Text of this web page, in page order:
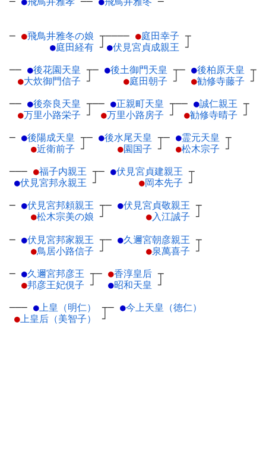
─ ●飛鳥井雅冬の娘 ┬
●庭田経有 ┘
──── ●庭田幸子 ┬
●伏見宮貞成親王 ┘
── ●後花園天皇 ┬
●大炊御門信子 ┘
─ ●後土御門天皇 ┬
●庭田朝子 ┘
─ ●後柏原天皇 ┬
●勧修寺藤子 ┘
── ●後奈良天皇 ┬
●万里小路栄子 ┘
── ●正親町天皇 ┬
●万里小路房子 ┘
── ●誠仁親王 ┬
●勧修寺晴子 ┘
─ ●後陽成天皇 ┬
●近衛前子 ┘
─ ●後水尾天皇 ┬
●園国子 ┘
─ ●霊元天皇 ┬
●松木宗子 ┘
─── ●福子内親王 ┬
●伏見宮邦永親王 ┘
─ ●伏見宮貞建親王 ┬
●岡本先子 ┘
─ ●伏見宮邦頼親王 ┬
●松木宗美の娘 ┘
─ ●伏見宮貞敬親王 ┬
●入江誠子 ┘
─ ●伏見宮邦家親王 ┬
●鳥居小路信子 ┘
─ ●久邇宮朝彦親王 ┬
●泉萬喜子 ┘
─ ●久邇宮邦彦王 ┬
●邦彦王妃俔子 ┘
─ ●香淳皇后 ┬
●昭和天皇 ┘
─── ●上皇（明仁）
┬
●上皇后（美智子） ┘
─ ●今上天皇（徳仁）